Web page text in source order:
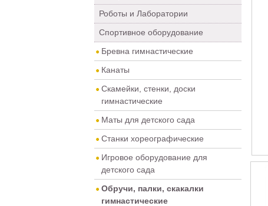
Роботы и Лаборатории
Спортивное оборудование
Бревна гимнастические
Канаты
Скамейки, стенки, доски
гимнастические
Маты для детского сада
Станки хореографические
Игровое оборудование для
детского сада
Обручи, палки, скакалки
гимнастические